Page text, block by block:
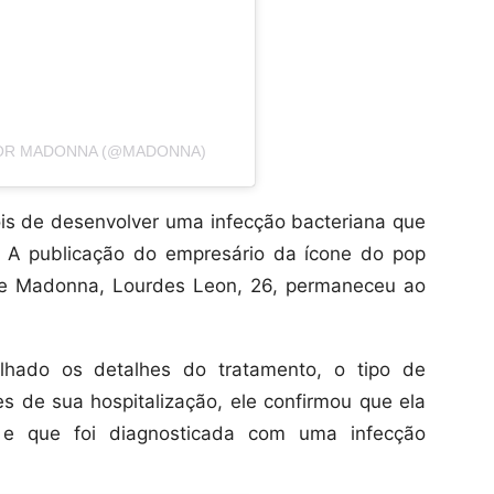
MADONNA (@MADONNA)
de desenvolver uma infecção bacteriana que
publicação do empresário da ícone do pop
Lourdes Leon, 26, permaneceu ao
os detalhes do tratamento, o tipo de
de sua hospitalização, ele confirmou que ela
que foi diagnosticada com uma infecção